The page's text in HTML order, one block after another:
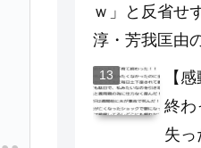
ｗ」と反省せ
淳・芳我匡由
【
終わ
失っ